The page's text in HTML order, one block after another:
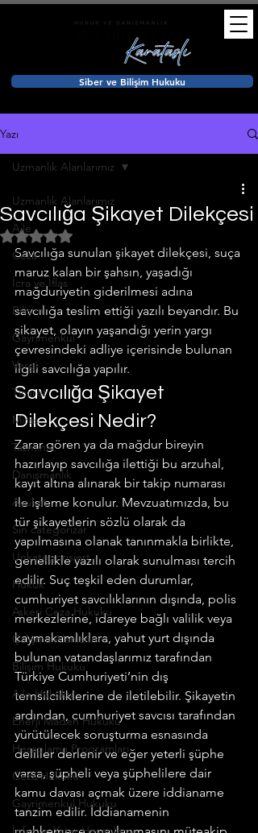
Siber ve Bilişim Hukuku
Yazı
Uzmanlık Alanlarımız
Aile
Ceza
İcra ve İflas
Bilişim
Gayrimenkul
Vergi
Ticaret
Miras
Tazminat
Danışmanlık
Avukat
Sin categorizar
Unkategorisiert
Hukuk
Askeri Ceza Hukuku
Çalışma Alanlarımız
Bilişim Hukuku
Aile Hukuku
Enerji Maden Hukuku
Hesaplama Programları
Ceza Hukuku
Gayrimenkul Hukuku
Uzmanlık Alanlarımız
Savcılığa Şikayet Dilekçesi
5 üzerinden NaN yıldız
Savcılığa sunulan şikayet dilekçesi, suça
maruz kalan bir şahsın, yaşadığı
mağduriyetin giderilmesi adına
savcılığa teslim ettiği yazılı beyandır. Bu
şikayet, olayın yaşandığı yerin yargı
çevresindeki adliye içerisinde bulunan
ilgili savcılığa yapılır.
Savcılığa Şikayet
Dilekçesi Nedir?
Zarar gören ya da mağdur bireyin
hazırlayıp savcılığa ilettiği bu arzuhal,
kayıt altına alınarak bir takip numarası
ile işleme konulur. Mevzuatımızda, bu
tür şikayetlerin sözlü olarak da
yapılmasına olanak tanınmakla birlikte,
genellikle yazılı olarak sunulması tercih
edilir. Suç teşkil eden durumlar,
cumhuriyet savcılıklarının dışında, polis
merkezlerine, idareye bağlı valilik veya
kaymakamlıklara, yahut yurt dışında
bulunan vatandaşlarımız tarafından
Türkiye Cumhuriyeti’nin dış
temsilciliklerine de iletilebilir. Şikayetin
ardından, cumhuriyet savcısı tarafından
yürütülecek soruşturma esnasında
deliller derlenir ve eğer yeterli şüphe
varsa, şüpheli veya şüphelilere dair
kamu davası açmak üzere iddianame
tanzim edilir. İddianamenin